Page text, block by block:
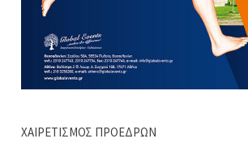
ΧΑΙΡΕΤΙΣΜΟΣ ΠΡΟΕΔΡΩΝ